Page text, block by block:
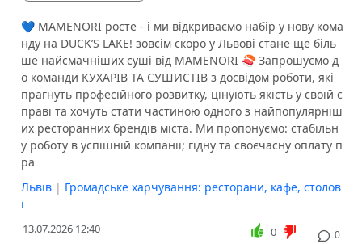
​​​​​​​​​​​​💙 MAMENORI росте - і ми відкриваємо набір у нову кома
нду на DUCK’S LAKE! зовсім скоро у Львові стане ще біль
ше найсмачніших суші від MAMENORI 🍣 Запрошуємо д
о команди КУХАРІВ ТА СУШИСТІВ з досвідом роботи, які
прагнуть професійного розвитку, цінують якість у своїй с
праві та хочуть стати частиною одного з найпопулярніш
их ресторанних брендів міста. Ми пропонуємо: стабільн
у роботу в успішній компанії; гідну та своєчасну оплату п
ра
Львів | Громадське харчування: ресторани, кафе, столов
і
13.07.2026 12:40 0
0